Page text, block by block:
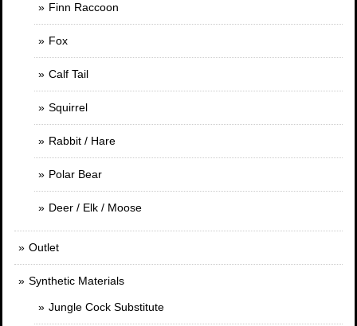
Finn Raccoon
Fox
Calf Tail
Squirrel
Rabbit / Hare
Polar Bear
Deer / Elk / Moose
Outlet
Synthetic Materials
Jungle Cock Substitute